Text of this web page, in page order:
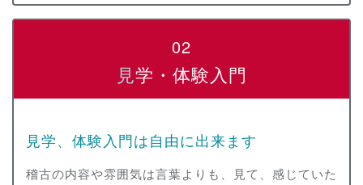
02
見学・体験入門
見学、体験入門は自由に出来ます
稽古の内容や雰囲気は言葉よりも、見て、感じていた